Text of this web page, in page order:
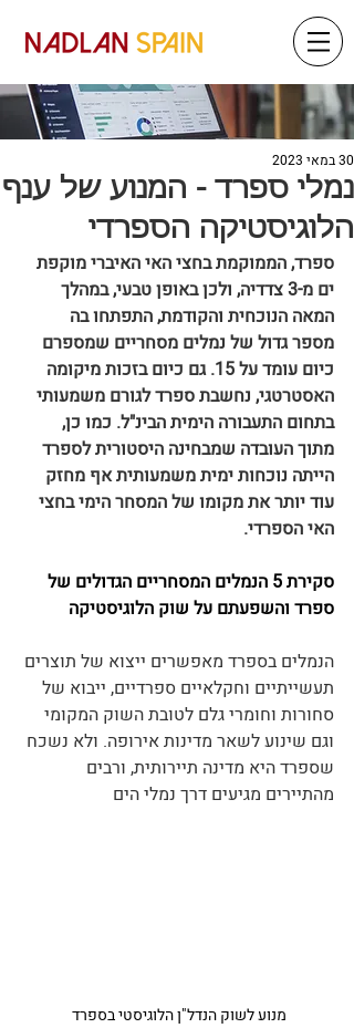
נמלי ספרד - המנוע של ענף
הלוגיסטיקה הספרדי
30 במאי 2023
ספרד, הממוקמת בחצי האי האיברי מוקפת
ים מ-3 צדדיה, ולכן באופן טבעי, במהלך
המאה הנוכחית והקודמת, התפתחו בה
מספר גדול של נמלים מסחריים שמספרם
כיום עומד על 15. גם כיום בזכות מיקומה
האסטרטגי, נחשבת ספרד לגורם משמעותי
בתחום התעבורה הימית הבינ"ל. כמו כן,
מתוך העובדה שמבחינה היסטורית לספרד
הייתה נוכחות ימית משמעותית אף מחזק
עוד יותר את מקומו של המסחר הימי בחצי
האי הספרדי.
סקירת 5 הנמלים המסחריים הגדולים של
ספרד והשפעתם על שוק הלוגיסטיקה
הנמלים בספרד מאפשרים ייצוא של תוצרים
תעשייתיים וחקלאיים ספרדיים, ייבוא של
סחורות וחומרי גלם לטובת השוק המקומי
וגם שינוע לשאר מדינות אירופה. ולא נשכח
שספרד היא מדינה תיירותית, ורבים
מהתיירים מגיעים דרך נמלי הים
מנוע לשוק הנדל"ן הלוגיסטי בספרד